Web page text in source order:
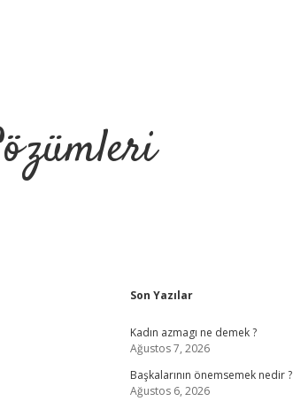
Sidebar
Son Yazılar
Kadın azmagı ne demek ?
Ağustos 7, 2026
Başkalarının önemsemek nedir ?
Ağustos 6, 2026